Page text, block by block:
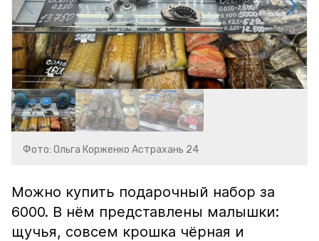
Фото: Ольга Корженко Астрахань 24
Можно купить подарочный набор за
6000. В нём представлены малышки:
щучья, совсем крошка чёрная и